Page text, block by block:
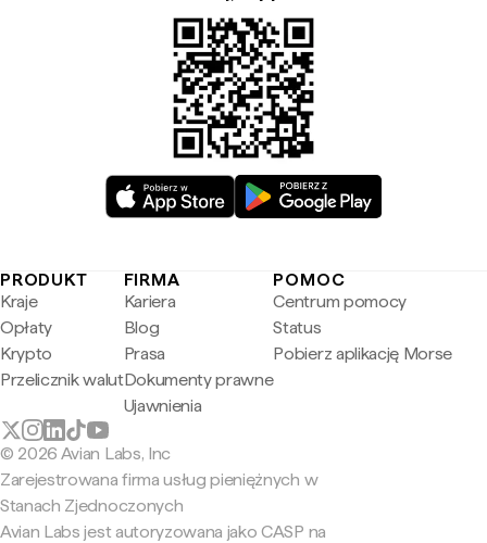
PRODUKT
Kraje
Opłaty
Krypto
Przelicznik walut
FIRMA
Kariera
Blog
Prasa
Dokumenty prawne
Ujawnienia
POMOC
Centrum pomocy
Status
Pobierz aplikację Morse
© 2026 Avian Labs, Inc
Zarejestrowana firma usług pieniężnych w
Stanach Zjednoczonych
Avian Labs jest autoryzowana jako CASP na